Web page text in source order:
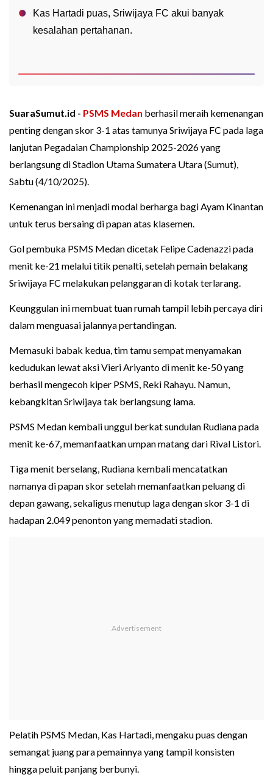
Kas Hartadi puas, Sriwijaya FC akui banyak
kesalahan pertahanan.
SuaraSumut.id - PSMS Medan berhasil meraih kemenangan
penting dengan skor 3-1 atas tamunya Sriwijaya FC pada laga
lanjutan Pegadaian Championship 2025-2026 yang
berlangsung di Stadion Utama Sumatera Utara (Sumut),
Sabtu (4/10/2025).
Kemenangan ini menjadi modal berharga bagi Ayam Kinantan
untuk terus bersaing di papan atas klasemen.
Gol pembuka PSMS Medan dicetak Felipe Cadenazzi pada
menit ke-21 melalui titik penalti, setelah pemain belakang
Sriwijaya FC melakukan pelanggaran di kotak terlarang.
Keunggulan ini membuat tuan rumah tampil lebih percaya diri
dalam menguasai jalannya pertandingan.
Memasuki babak kedua, tim tamu sempat menyamakan
kedudukan lewat aksi Vieri Ariyanto di menit ke-50 yang
berhasil mengecoh kiper PSMS, Reki Rahayu. Namun,
kebangkitan Sriwijaya tak berlangsung lama.
PSMS Medan kembali unggul berkat sundulan Rudiana pada
menit ke-67, memanfaatkan umpan matang dari Rival Listori.
Tiga menit berselang, Rudiana kembali mencatatkan
namanya di papan skor setelah memanfaatkan peluang di
depan gawang, sekaligus menutup laga dengan skor 3-1 di
hadapan 2.049 penonton yang memadati stadion.
Pelatih PSMS Medan, Kas Hartadi, mengaku puas dengan
semangat juang para pemainnya yang tampil konsisten
hingga peluit panjang berbunyi.